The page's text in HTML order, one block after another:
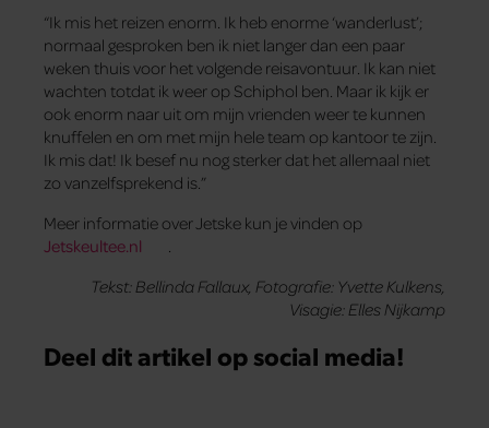
“Ik mis het reizen enorm. Ik heb enorme ‘wanderlust’;
normaal gesproken ben ik niet langer dan een paar
weken thuis voor het volgende reisavontuur. Ik kan niet
wachten totdat ik weer op Schiphol ben. Maar ik kijk er
ook enorm naar uit om mijn vrienden weer te kunnen
knuffelen en om met mijn hele team op kantoor te zijn.
Ik mis dat! Ik besef nu nog sterker dat het allemaal niet
zo vanzelfsprekend is.”
Meer informatie over Jetske kun je vinden op
Jetskeultee.nl
.
Tekst: Bellinda Fallaux, Fotografie: Yvette Kulkens,
Visagie: Elles Nijkamp
Deel dit artikel op social media!